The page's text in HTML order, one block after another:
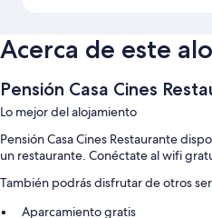
Acerca de este
Pensión Casa Cines
Lo mejor del alojamiento
Pensión Casa Cines Restaurante
un restaurante. Conéctate al wifi
También podrás disfrutar de otros
Aparcamiento gratis